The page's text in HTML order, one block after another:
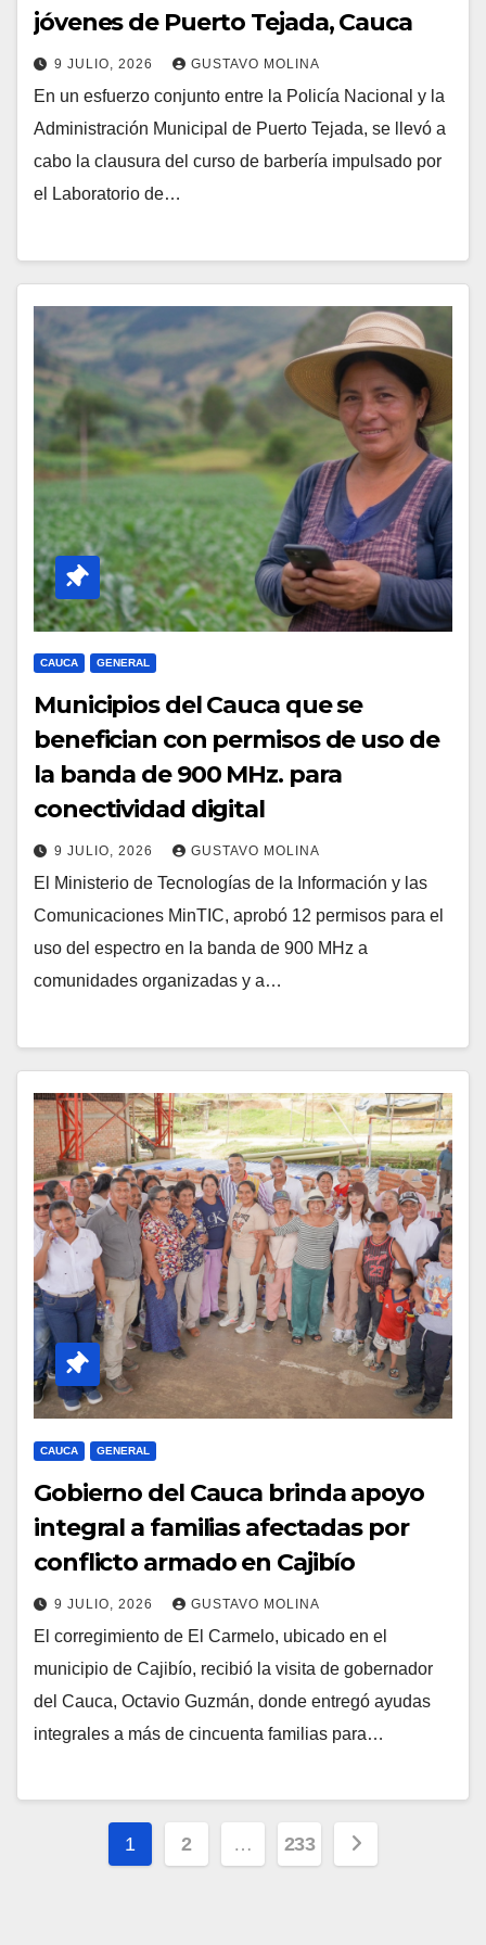
jóvenes de Puerto Tejada, Cauca
9 JULIO, 2026 GUSTAVO MOLINA
En un esfuerzo conjunto entre la Policía Nacional y la
Administración Municipal de Puerto Tejada, se llevó a
cabo la clausura del curso de barbería impulsado por
el Laboratorio de…
CAUCA GENERAL
Municipios del Cauca que se
benefician con permisos de uso de
la banda de 900 MHz. para
conectividad digital
9 JULIO, 2026 GUSTAVO MOLINA
El Ministerio de Tecnologías de la Información y las
Comunicaciones MinTIC, aprobó 12 permisos para el
uso del espectro en la banda de 900 MHz a
comunidades organizadas y a…
CAUCA GENERAL
Gobierno del Cauca brinda apoyo
integral a familias afectadas por
conflicto armado en Cajibío
9 JULIO, 2026 GUSTAVO MOLINA
El corregimiento de El Carmelo, ubicado en el
municipio de Cajibío, recibió la visita de gobernador
del Cauca, Octavio Guzmán, donde entregó ayudas
integrales a más de cincuenta familias para…
Paginación
1 2 … 233